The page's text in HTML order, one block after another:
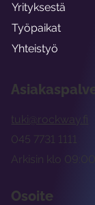
tuki@rockway.fi
Arkisin klo
045 7731 1111
Osoite
Yrityksestä
Työpaikat
Yhteistyö